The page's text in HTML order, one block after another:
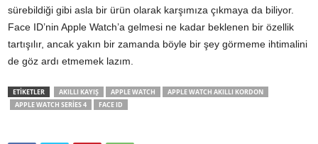
sürebildiği gibi asla bir ürün olarak karşımıza çıkmaya da biliyor.
Face ID’nin Apple Watch’a gelmesi ne kadar beklenen bir özellik
tartışılır, ancak yakın bir zamanda böyle bir şey görmeme ihtimalini
de göz ardı etmemek lazım.
ETİKETLER AKILLI KAYIŞ APPLE WATCH
APPLE WATCH AKILLI KORDON
APPLE WATCH SERIES 4
FACE ID